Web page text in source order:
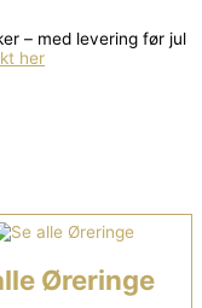
– med levering før jul
her
Øreringe